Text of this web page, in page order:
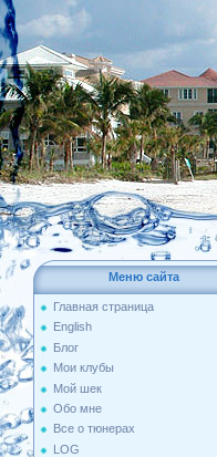
Меню сайта
Главная страница
English
Блог
Мои клубы
Мой шек
Обо мне
Все о тюнерах
LOG